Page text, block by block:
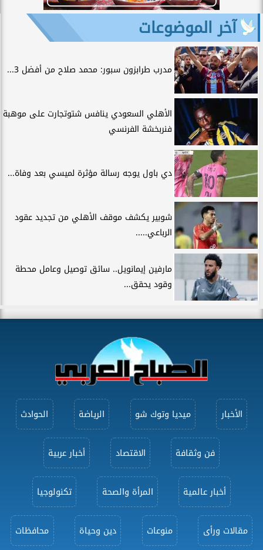
آخر الموضوعات
مدرب طرابزون سبور: محمد صلاح من أفضل 3...
الأهلي السعودي ينافس شتوتجارت على موهبة
فنربخشة الفرنسي
دي باول يوجه رسالة مؤثرة لميسي بعد وفاة...
شوبير يكشف موقف الأهلي من تجديد عقود
الرباعي.....
مارفين إيمانويل.. سائق توصيل وعامل محطة
وقود يحقق...
الأخبار ميديا وتوك شو الرياضة الحوادث
فن وثقافة الاقتصاد أخبار عربية
أخبار عالمية المرأة والصحة تكنولوجيا
مقالات ورأى منوعات دين وحياة محافظات